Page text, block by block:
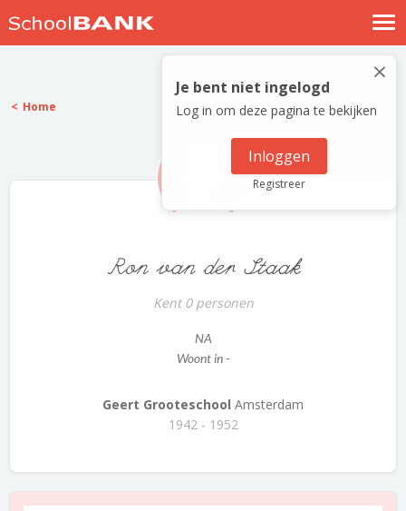
Nostalgische verhalen
Log in
Meld je gratis aan
×
Je bent niet ingelogd
Log in om deze pagina te bekijken
Inloggen
Registreer
Home
Ron van der Staak
Kent 0 personen
NA
Woont in -
Geert Grooteschool Amsterdam
1942 - 1952